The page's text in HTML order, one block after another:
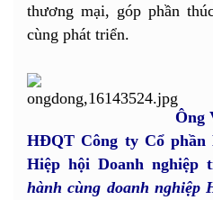
thương mại, góp phần
cùng phát triển.
Ông
HĐQT Công ty Cổ phần
Hiệp hội Doanh nghiệp
hành cùng doanh nghiệp